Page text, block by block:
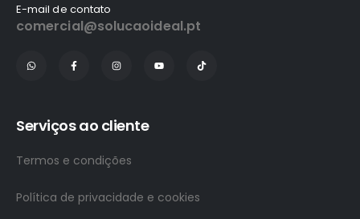
E-mail de contato
comercial@solucaoideal.pt
Serviços ao cliente
Termos e condições
Política de privacidade e cookies